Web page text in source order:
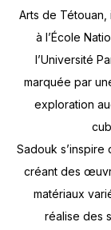
Arts de Tétouan,
à l’École
l’Université
marquée par
exploration
Sadouk s’inspire
créant des
matériaux
réalise des